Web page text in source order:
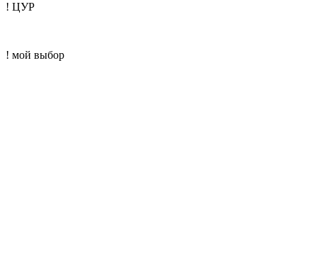
! ЦУР
! мой выбор